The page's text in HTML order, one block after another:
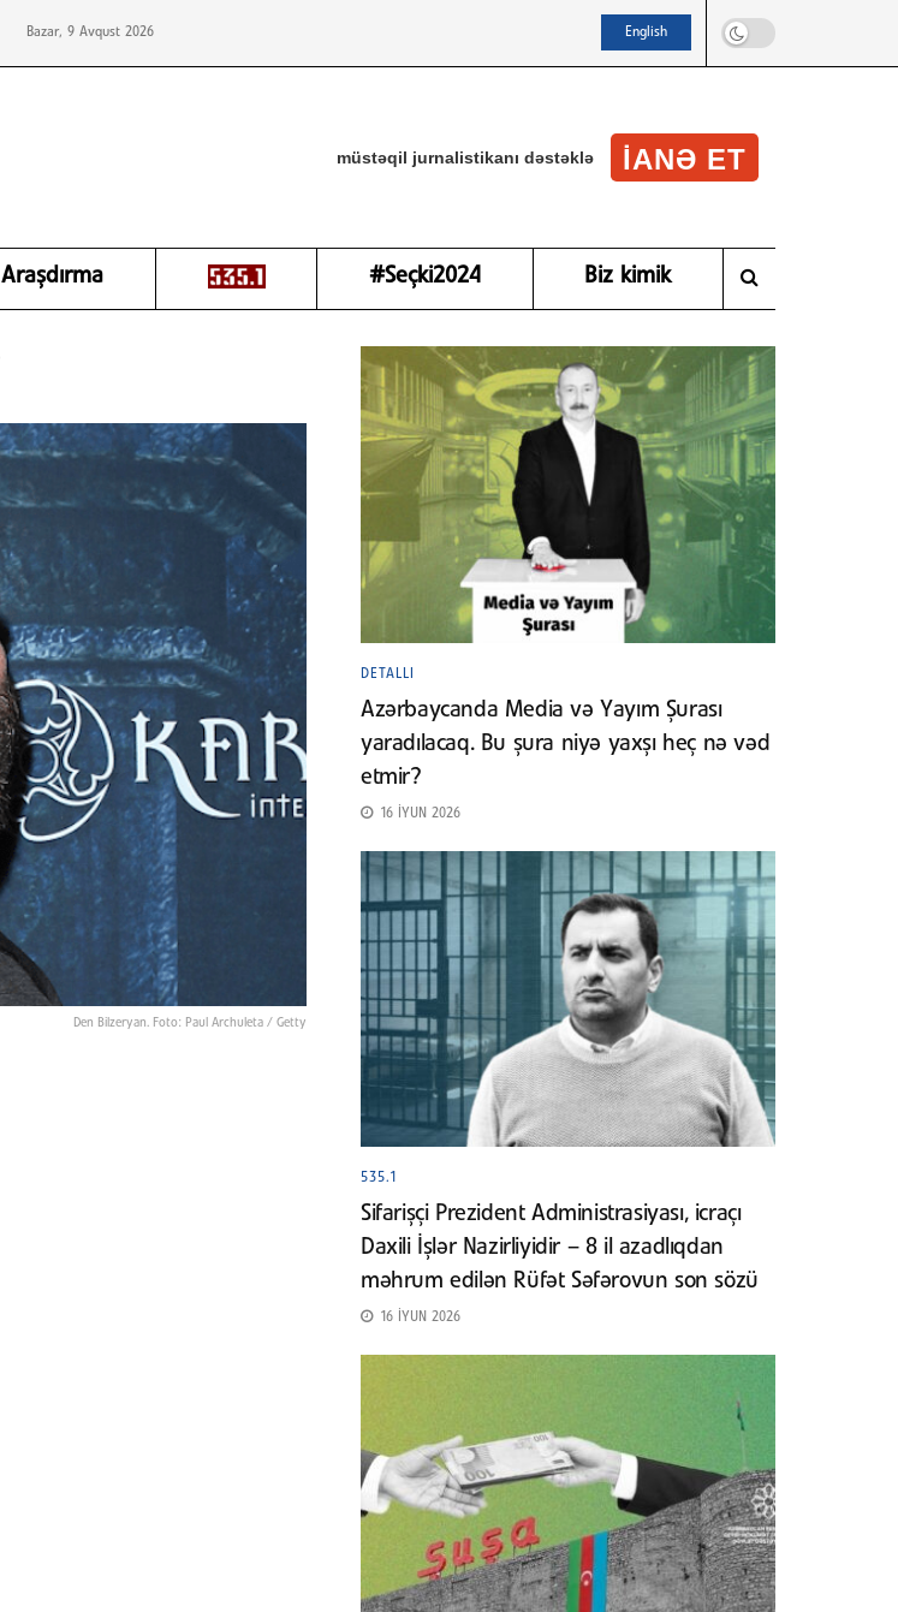
Bazar, 9 Avqust 2026 English
müstəqil jurnalistikanı dəstəklə IANƏ ET
Araşdırma #Seçki2024 Biz kimik
Den Bilzeryan. Foto: Paul Archuleta / Getty
DETALLI
Azərbaycanda Media və Yayım Şurası
yaradılacaq. Bu şura niyə yaxşı heç nə vəd
etmir?
16 İYUN 2026
535.1
Sifarişçi Prezident Administrasiyası, icraçı
Daxili İşlər Nazirliyidir – 8 il azadlıqdan
məhrum edilən Rüfət Səfərovun son sözü
16 İYUN 2026